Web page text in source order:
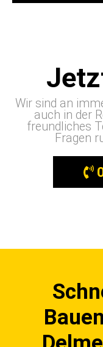
Wir sind an
auch in der
freundliches
Fragen